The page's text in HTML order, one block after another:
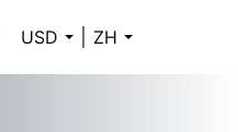
USD ZH